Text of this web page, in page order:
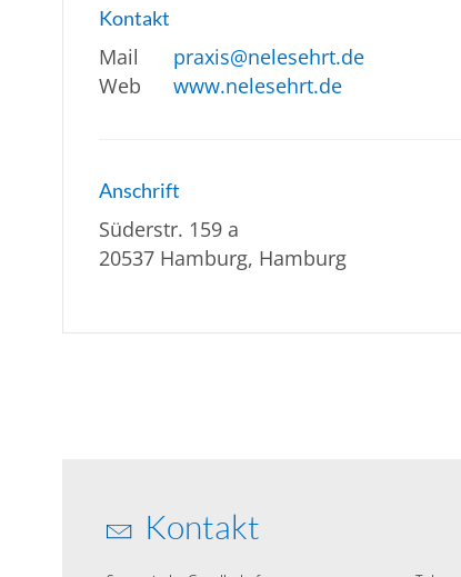
Kontakt
Mail
praxis@nelesehrt.de
Web
www.nelesehrt.de
Anschrift
Süderstr. 159 a
20537 Hamburg, Hamburg
Kontakt